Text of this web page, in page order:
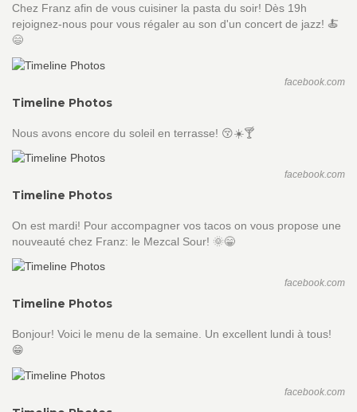
Chez Franz afin de vous cuisiner la pasta du soir! Dès 19h
rejoignez-nous pour vous régaler au son d'un concert de jazz! 🍝
😄
facebook.com
Timeline Photos
Nous avons encore du soleil en terrasse! 😚☀️🍸
facebook.com
Timeline Photos
On est mardi! Pour accompagner vos tacos on vous propose une
nouveauté chez Franz: le Mezcal Sour! 🌞😁
facebook.com
Timeline Photos
Bonjour! Voici le menu de la semaine. Un excellent lundi à tous!
😁
facebook.com